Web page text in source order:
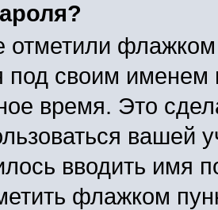
отметили
под своим
время. Это
вашей
вводить имя
флажком